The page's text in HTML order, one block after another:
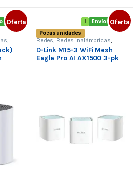
gratis
Oferta
,
Envío gratis
Oferta
Pocas unidades
Redes, Redes inalámbricas,
Sistemas Mesh
D-Link M15-3 WiFi Mesh
Eagle Pro AI AX1500 3-pk